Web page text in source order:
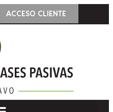
ACCESO CLIENTE